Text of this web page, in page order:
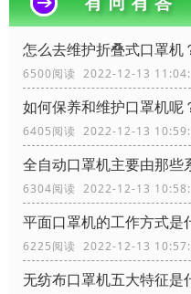
怎么去维护折叠式口罩机
6500阅读 2022-12-13
如何保养和维护口罩机呢
6405阅读 2022-12-13
全自动口罩机主要由那些
6304阅读 2022-12-13
平面口罩机的工作方式是
6225阅读 2022-12-13
无纺布口罩机五大特征是